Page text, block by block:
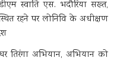
स्वाति एस. भदौरिया सख्त,
रहने पर लोनिवि के अधीक्षण
तिरंगा अभियान, अभियान को